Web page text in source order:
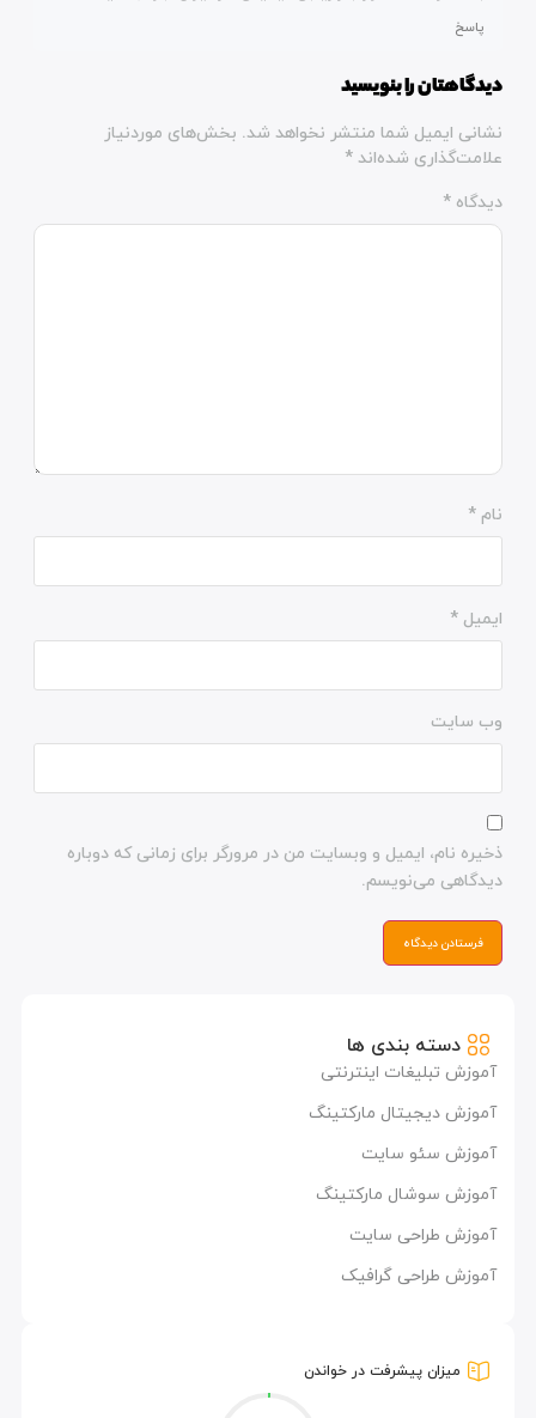
دسته بندی ها
آموزش تبلیغات اینترنتی
آموزش دیجیتال مارکتینگ
آموزش سئو سایت
آموزش سوشال مارکتینگ
آموزش طراحی سایت
آموزش طراحی گرافیک
میزان پیشرفت در خواندن
پاسخ
دیدگاهتان را بنویسید
نشانی ایمیل شما منتشر نخواهد شد. بخش‌های موردنیاز
علامت‌گذاری شده‌اند *
دیدگاه *
نام *
ایمیل *
وب‌ سایت
ذخیره نام، ایمیل و وبسایت من در مرورگر برای زمانی که دوباره
دیدگاهی می‌نویسم.